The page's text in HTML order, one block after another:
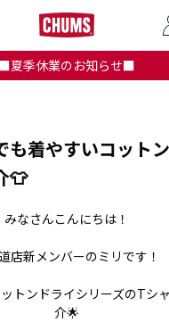
■夏季休業のお知らせ■
着やすいコット
👕
みなさんこんにちは！
店新メンバーのミリです！
トンドライシリーズのTシ
介🌟